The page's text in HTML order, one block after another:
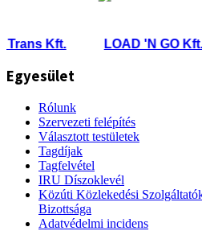
Kft. LOAD 'N GO Kft.
Egyesület
Rólunk
Szervezeti felépítés
Választott testületek
Tagdíjak
Tagfelvétel
IRU Díszoklevél
Közúti Közlekedési
Bizottsága
Adatvédelmi incidens